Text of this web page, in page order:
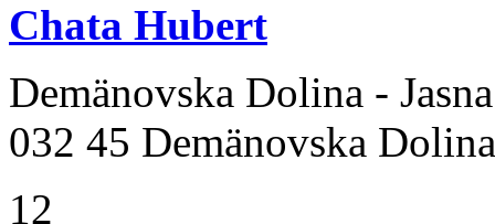
Chata Hubert
Demänovska Dolina - Jasna
032 45 Demänovska Dolina
12